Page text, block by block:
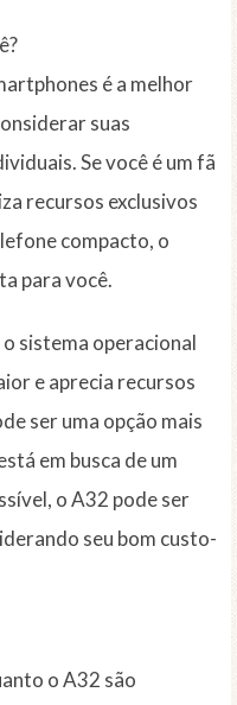
é a melhor
suas
Se você é um fã
recursos exclusivos
compacto, o
para você.
sistema operacional
e aprecia recursos
ser uma opção mais
em busca de um
o A32 pode ser
seu bom custo-
o A32 são